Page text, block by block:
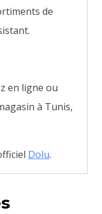
de
en ligne ou
à Tunis,
Dolu.